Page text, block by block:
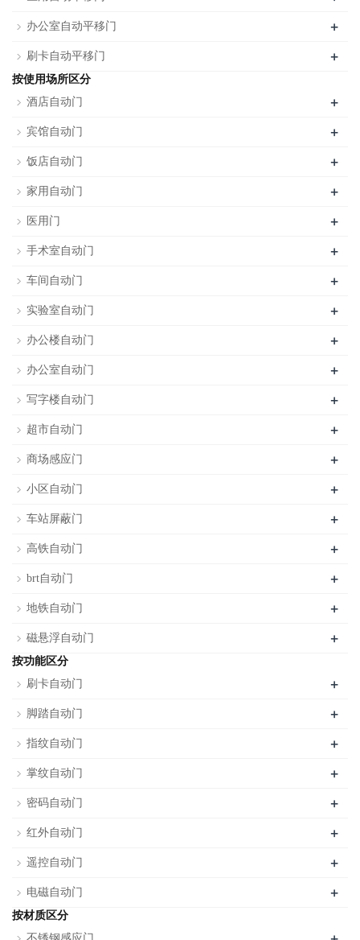
办公室自动平移门 +
刷卡自动平移门 +
按使用场所区分
酒店自动门
+
宾馆自动门 +
饭店自动门 +
家用自动门 +
医用门 +
手术室自动门 +
车间自动门 +
实验室自动门 +
办公楼自动门 +
办公室自动门 +
写字楼自动门 +
超市自动门 +
商场感应门 +
小区自动门 +
车站屏蔽门 +
高铁自动门 +
brt自动门 +
地铁自动门 +
磁悬浮自动门 +
按功能区分
刷卡自动门
+
脚踏自动门 +
指纹自动门 +
掌纹自动门 +
密码自动门 +
红外自动门 +
遥控自动门 +
电磁自动门 +
按材质区分